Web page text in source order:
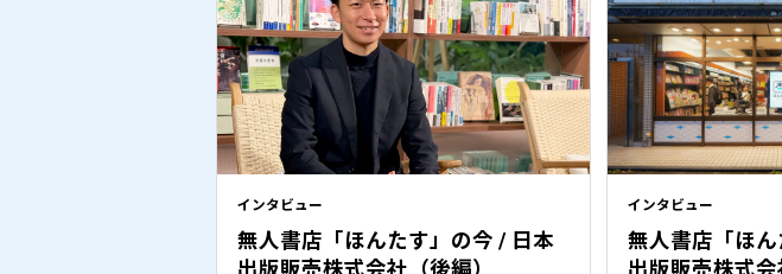
インタビュー
無人書店「ほんたす」の今 / 日本
インタビュー
無人書店「ほ